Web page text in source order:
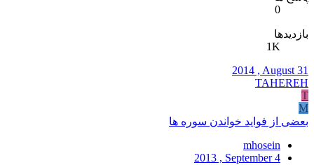
0
بازدیدها
1K
2014 , August 31
TAHEREH
T
M
بعضی از فواید خواندن سوره ها
mhosein
2013 , September 4